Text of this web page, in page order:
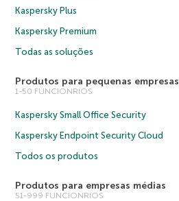
Kaspersky Plus
Kaspersky Premium
Todas as soluções
Produtos para pequenas empresas
1-50 FUNCIONRIOS
Kaspersky Small Office Security
Kaspersky Endpoint Security Cloud
Todos os produtos
Produtos para empresas médias
51-999 FUNCIONRIOS